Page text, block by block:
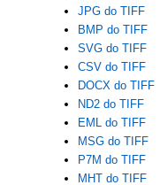
JPG do TIFF
BMP do TIFF
SVG do TIFF
CSV do TIFF
DOCX do TIFF
ND2 do TIFF
EML do TIFF
MSG do TIFF
P7M do TIFF
MHT do TIFF